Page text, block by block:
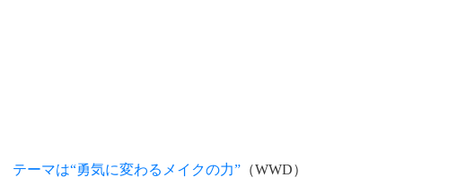
ーマは“勇気に変わるメイクの力” （WWD）